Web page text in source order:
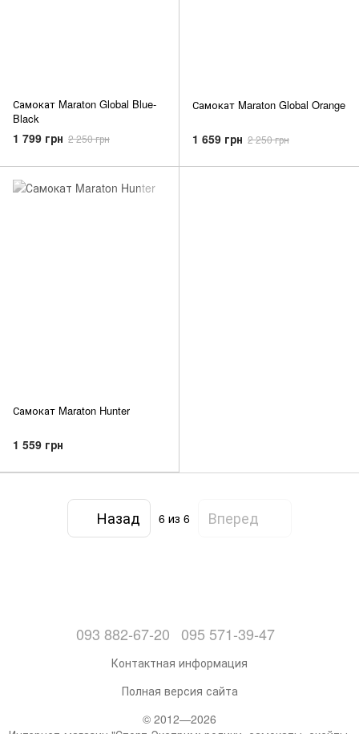
Самокат Maraton Global Blue-
Black
1 799 грн 2 250 грн
Самокат Maraton Global Orange
1 659 грн 2 250 грн
Самокат Maraton Hunter
1 559 грн
Назад 6 из 6 Вперед
093 882-67-20 095 571-39-47
Контактная информация
Полная версия сайта
© 2012—2026